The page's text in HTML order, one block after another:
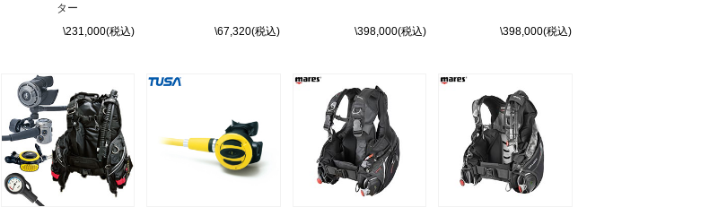
ター
\231,000(税込)
\67,320(税込) \398,000(税込) \398,000(税込)